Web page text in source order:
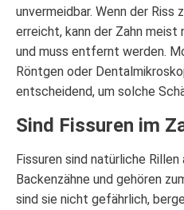
unvermeidbar. Wenn der Riss
erreicht, kann der Zahn
und muss entfernt werden.
Röntgen oder
entscheidend, um solche
Sind Fissuren im
Fissuren sind natürliche
Backenzähne und gehören
sind sie nicht gefährlich,